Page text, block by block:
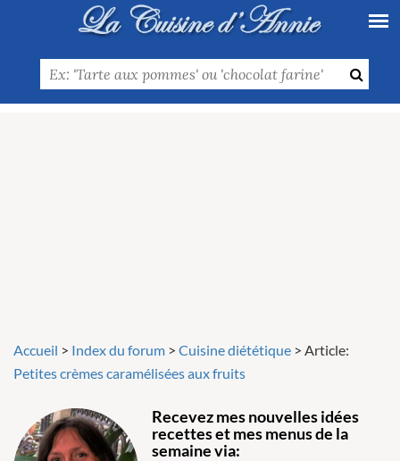
Accueil > Index du forum > Cuisine diététique > Article:
Petites crèmes caramélisées aux fruits
Recevez mes nouvelles idées
recettes et mes menus de la
semaine via: